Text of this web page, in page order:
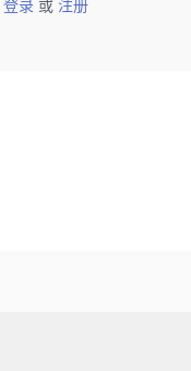
登录 或 注册